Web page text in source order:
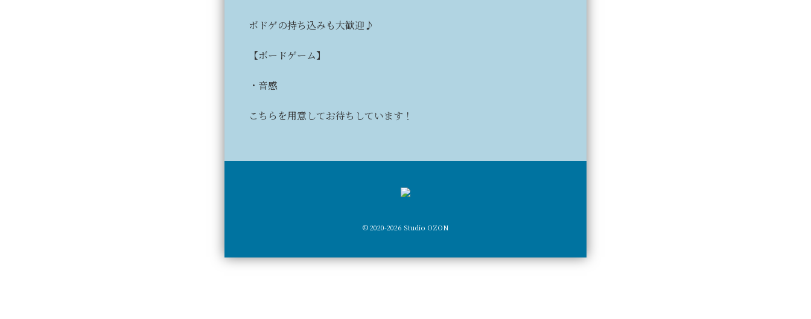
ボドゲの持ち込みも大歓迎♪
【ボードゲーム】
・音感
こちらを用意してお待ちしています！
© 2020-2026 Studio OZON